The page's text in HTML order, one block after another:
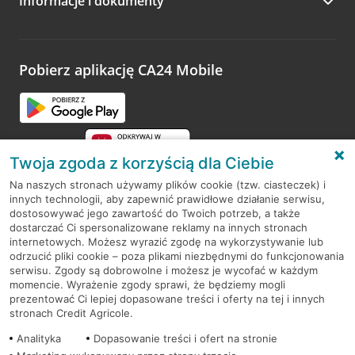
Zachęcamy do podzielenia się z nami opinią o wizycie.
opinie.
Pobierz aplikację CA24 Mobile
RODO
Regulamin serwisu
Mapa serwisu
PolitykaCookies
Twoja zgoda z korzyścią dla Ciebie
Na naszych stronach używamy plików cookie (tzw. ciasteczek) i
innych technologii, aby zapewnić prawidłowe działanie serwisu,
dostosowywać jego zawartość do Twoich potrzeb, a także
dostarczać Ci spersonalizowane reklamy na innych stronach
internetowych. Możesz wyrazić zgodę na wykorzystywanie lub
odrzucić pliki cookie – poza plikami niezbędnymi do funkcjonowania
serwisu. Zgody są dobrowolne i możesz je wycofać w każdym
momencie. Wyrażenie zgody sprawi, że będziemy mogli
prezentować Ci lepiej dopasowane treści i oferty na tej i innych
stronach Credit Agricole.
Analityka
Dopasowanie treści i ofert na stronie